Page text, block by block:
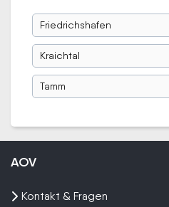
Friedrichshafen
Kraichtal
Tamm
AOV
Kontakt & Fragen